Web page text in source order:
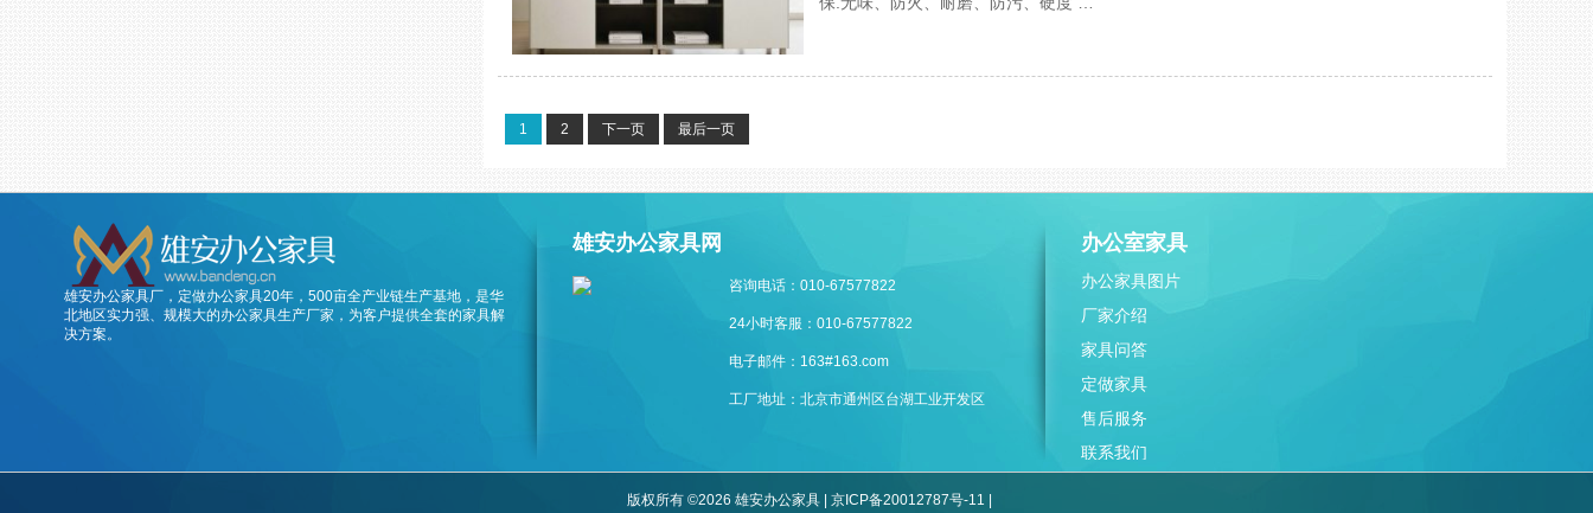
1 2 下一页 最后一页
雄安办公家具厂，定做办公家具20年，500亩全产业链生产基地，是华
北地区实力强、规模大的办公家具生产厂家，为客户提供全套的家具解
决方案。
雄安办公家具网
咨询电话：010-67577822
24小时客服：010-67577822
电子邮件：163#163.com
工厂地址：北京市通州区台湖工业开发区
办公室家具
办公家具图片
厂家介绍
家具问答
定做家具
售后服务
联系我们
版权所有 ©2026 雄安办公家具 | 京ICP备20012787号-11